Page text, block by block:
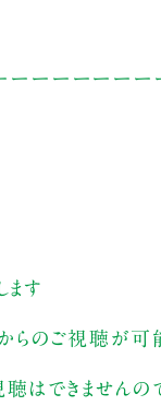
ーーーーーー
ます
からのご視聴が可
はできませんの